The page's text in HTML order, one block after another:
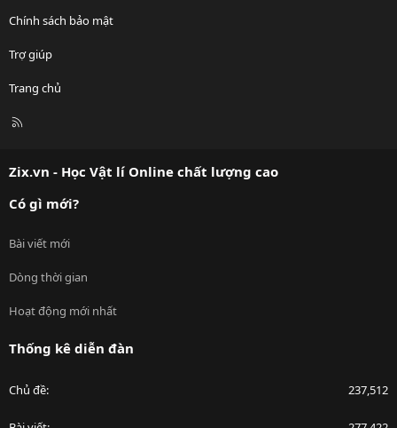
Chính sách bảo mật
Trợ giúp
Trang chủ
R
Zix.vn - Học Vật lí Online chất lượng cao
Có gì mới?
Bài viết mới
Dòng thời gian
Hoạt động mới nhất
Thống kê diễn đàn
Chủ đề 237,512